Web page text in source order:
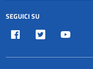
SEGUICI SU
Facebook Twitter